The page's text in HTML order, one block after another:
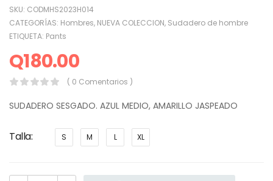
SKU: CODMHS2023H014
CATEGORÍAS: Hombres, NUEVA COLECCION, Sudadero de hombre
ETIQUETA: Pants
Q180.00
( 0 Comentarios )
SUDADERO SESGADO. AZUL MEDIO, AMARILLO JASPEADO
Talla S M L XL